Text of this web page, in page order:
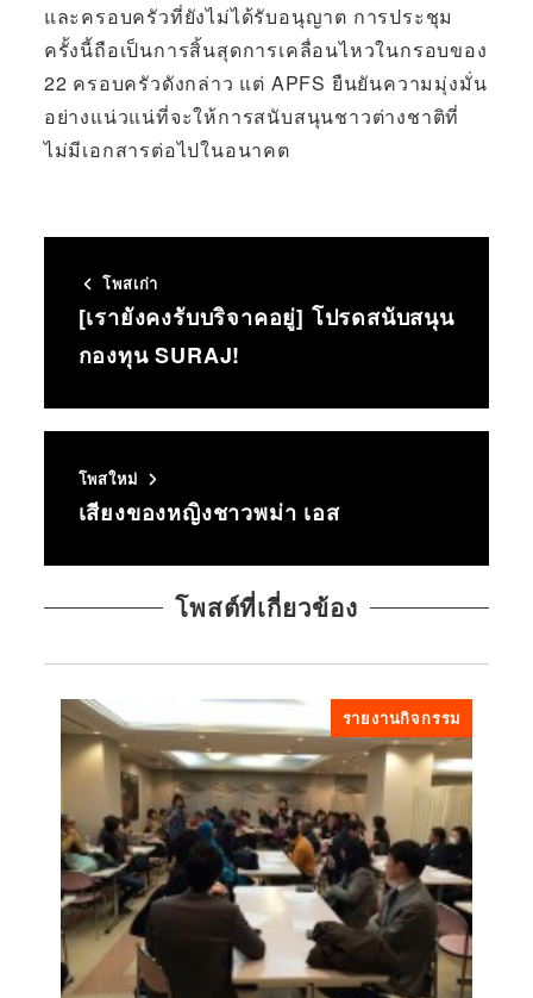
และครอบครัวที่ยังไม่ได้รับอนุญาต การประชุม
ครั้งนี้ถือเป็นการสิ้นสุดการเคลื่อนไหวในกรอบของ
22 ครอบครัวดังกล่าว แต่ APFS ยืนยันความมุ่งมั่น
อย่างแน่วแน่ที่จะให้การสนับสนุนชาวต่างชาติที่
ไม่มีเอกสารต่อไปในอนาคต
โพสเก่า
[เรายังคงรับบริจาคอยู่] โปรดสนับสนุน
กองทุน SURAJ!
โพสใหม่
เสียงของหญิงชาวพม่า เอส
โพสต์ที่เกี่ยวข้อง
รายงานกิจกรรม